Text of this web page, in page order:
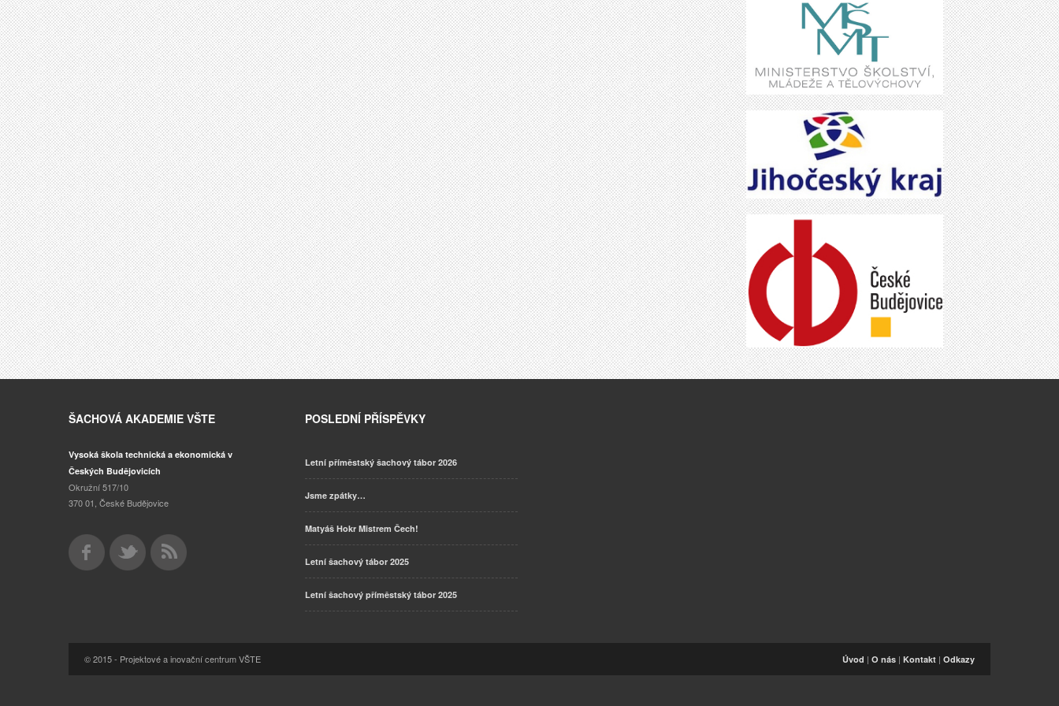
ŠACHOVÁ AKADEMIE VŠTE
Vysoká škola technická a ekonomická v
Českých Budějovicích
Okružní 517/10
370 01, České Budějovice
POSLEDNÍ PŘÍSPĚVKY
Letní příměstský šachový tábor 2026
Jsme zpátky…
Matyáš Hokr Mistrem Čech!
Letní šachový tábor 2025
Letní šachový příměstský tábor 2025
© 2015 - Projektové a inovační centrum VŠTE Úvod | O nás | Kontakt | Odkazy